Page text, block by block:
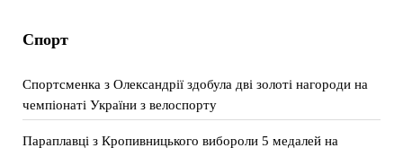
Спорт
Спортсменка з Олександрії здобула дві золоті нагороди на
чемпіонаті України з велоспорту
Параплавці з Кропивницького вибороли 5 медалей на